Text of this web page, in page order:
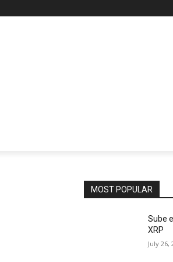
MOST POPULAR
Sube
XRP
July 26,